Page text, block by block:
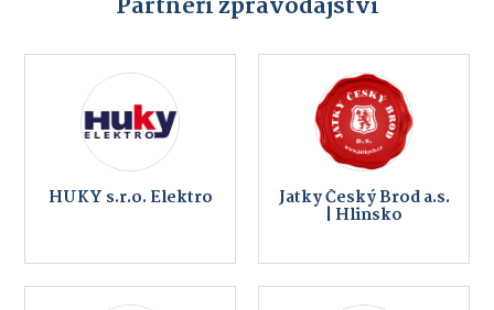
Partneři zpravodajství
HUKY s.r.o. Elektro Jatky Český Brod a.s.
| Hlinsko